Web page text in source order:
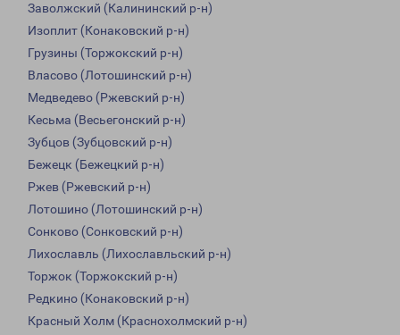
Заволжский (Калининский р-н)
Изоплит (Конаковский р-н)
Грузины (Торжокский р-н)
Власово (Лотошинский р-н)
Медведево (Ржевский р-н)
Кесьма (Весьегонский р-н)
Зубцов (Зубцовский р-н)
Бежецк (Бежецкий р-н)
Ржев (Ржевский р-н)
Лотошино (Лотошинский р-н)
Сонково (Сонковский р-н)
Лихославль (Лихославльский р-н)
Торжок (Торжокский р-н)
Редкино (Конаковский р-н)
Красный Холм (Краснохолмский р-н)